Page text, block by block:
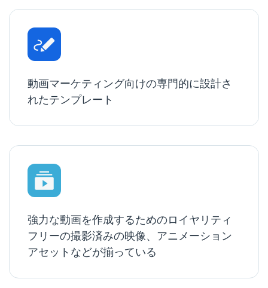
動画マーケティング向けの専門的に設計さ
れたテンプレート
強力な動画を作成するためのロイヤリティ
フリーの撮影済みの映像、アニメーション
アセットなどが揃っている